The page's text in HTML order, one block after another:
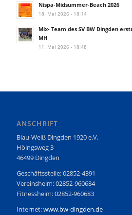
Nispa-Midsummer-Beach 2026
18. Mai 2026 - 18:14
Mix- Team des SV BW Dingden
MH
11. Mai 2026 - 18:48
ANSCHRIFT
Blau-Weiß Dingden 1920 e.V.
Höingsweg 3
46499 Dingden
Geschäftsstelle: 02852-4391
Vereinsheim: 02852-960684
Fitnessheim: 02852-960683
Internet:www.bw-dingden.de